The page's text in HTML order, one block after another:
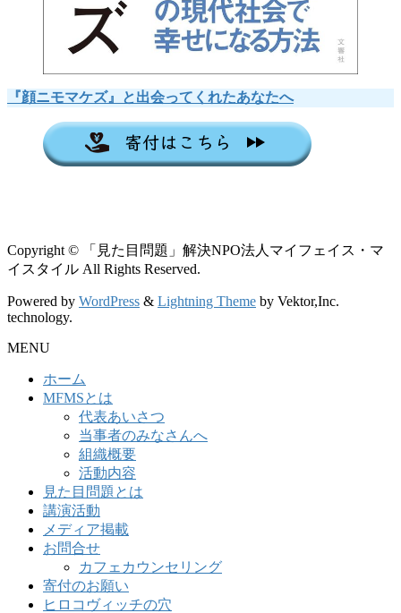
『顔ニモマケズ』と出会ってくれたあなたへ
Copyright © 「見た目問題」解決NPO法人マイフェイス・マ
イスタイル All Rights Reserved.
Powered by WordPress & Lightning Theme by Vektor,Inc.
technology.
MENU
ホーム
MFMSとは
代表あいさつ
当事者のみなさんへ
組織概要
活動内容
見た目問題とは
講演活動
メディア掲載
お問合せ
カフェカウンセリング
寄付のお願い
ヒロコヴィッチの穴